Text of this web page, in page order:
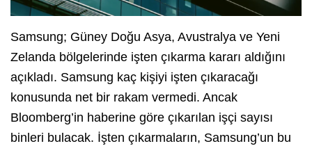
Samsung; Güney Doğu Asya, Avustralya ve Yeni
Zelanda bölgelerinde işten çıkarma kararı aldığını
açıkladı. Samsung kaç kişiyi işten çıkaracağı
konusunda net bir rakam vermedi. Ancak
Bloomberg’in haberine göre çıkarılan işçi sayısı
binleri bulacak. İşten çıkarmaların, Samsung’un bu